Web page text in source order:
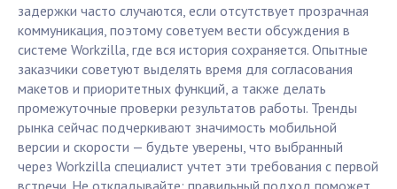
задержки часто случаются, если отсутствует прозрачная
коммуникация, поэтому советуем вести обсуждения в
системе Workzilla, где вся история сохраняется. Опытные
заказчики советуют выделять время для согласования
макетов и приоритетных функций, а также делать
промежуточные проверки результатов работы. Тренды
рынка сейчас подчеркивают значимость мобильной
версии и скорости — будьте уверены, что выбранный
через Workzilla специалист учтет эти требования с первой